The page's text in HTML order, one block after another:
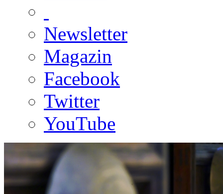
Newsletter
Magazin
Facebook
Twitter
YouTube